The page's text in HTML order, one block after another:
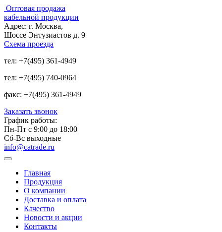
Оптовая продажа
кабельной продукции
Адрес: г. Москва,
Шоссе Энтузиастов д. 9
Схема проезда
тел: +7(495) 361-4949
тел: +7(495) 740-0964
факс: +7(495) 361-4949
Заказать звонок
График работы:
Пн-Пт с 9:00 до 18:00
Сб-Вс выходные
info@catrade.ru
Главная
Продукция
О компании
Доставка и оплата
Качество
Новости и акции
Контакты